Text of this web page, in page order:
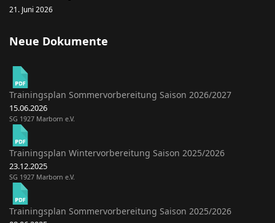
21. Juni 2026
Neue Dokumente
Trainingsplan Sommervorbereitung Saison 2026/2027
15.06.2026
SG 1927 Marborn e.V.
Trainingsplan Wintervorbereitung Saison 2025/2026
23.12.2025
SG 1927 Marborn e.V.
Trainingsplan Sommervorbereitung Saison 2025/2026